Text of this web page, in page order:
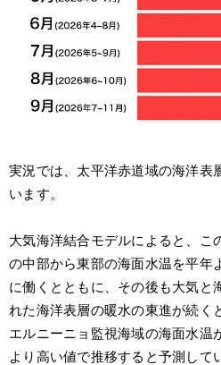
実況では、太平洋赤道域の海洋表
います。
大気海洋結合モデルによると、こ
の中部から東部の海面水温を平年
に働くとともに、その後も大気と
れた海洋表層の暖水の東進が続く
エルニーニョ監視海域の海面水温
より高い値で推移すると予測して